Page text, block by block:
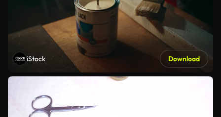
iStock Download